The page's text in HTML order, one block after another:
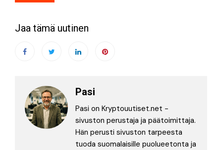
Jaa tämä uutinen
Pasi
Pasi on Kryptouutiset.net -
sivuston perustaja ja päätoimittaja.
Hän perusti sivuston tarpeesta
tuoda suomalaisille puolueetonta ja